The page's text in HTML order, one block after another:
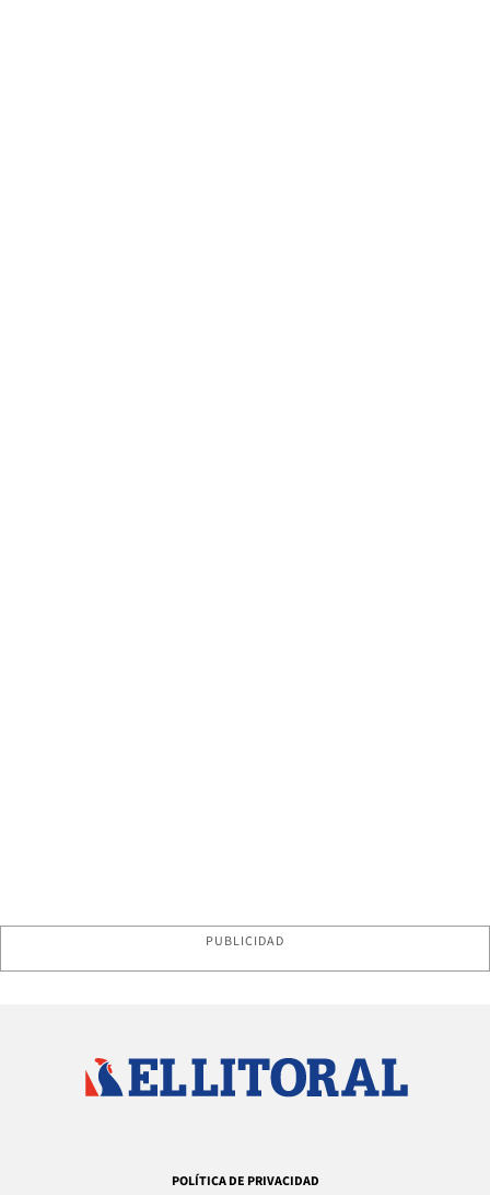
PUBLICIDAD
POLÍTICA DE PRIVACIDAD